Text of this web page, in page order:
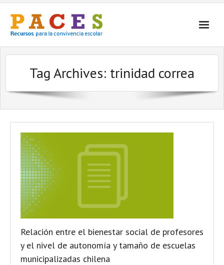
Inicio
¿Qué es PACES Recursos?
Por Temática
Contacto
Tag Archives: trinidad correa
Relación entre el bienestar social de profesores
y el nivel de autonomía y tamaño de escuelas
municipalizadas chilena